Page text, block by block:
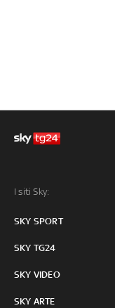
I siti Sky:
SKY SPORT
SKY TG24
SKY VIDEO
SKY ARTE